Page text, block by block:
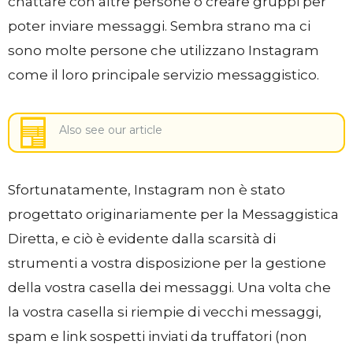
poter inviare messaggi. Sembra strano ma ci
sono molte persone che utilizzano Instagram
come il loro principale servizio messaggistico.
Also see our article
Sfortunatamente, Instagram non è stato
progettato originariamente per la Messaggistica
Diretta, e ciò è evidente dalla scarsità di
strumenti a vostra disposizione per la gestione
della vostra casella dei messaggi. Una volta che
la vostra casella si riempie di vecchi messaggi,
spam e link sospetti inviati da truffatori (non